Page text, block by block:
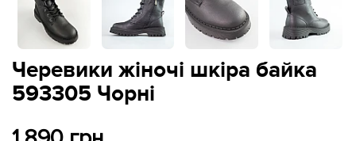
Черевики жіночі шкіра байка
593305 Чорні